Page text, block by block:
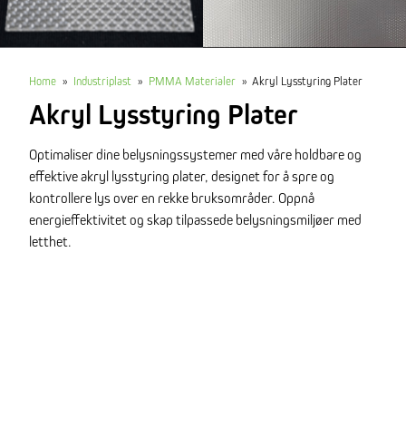
Home » Industriplast » PMMA Materialer » Akryl Lysstyring Plater
Akryl Lysstyring Plater
Optimaliser dine belysningssystemer med våre holdbare og
effektive akryl lysstyring plater, designet for å spre og
kontrollere lys over en rekke bruksområder. Oppnå
energieffektivitet og skap tilpassede belysningsmiljøer med
letthet.